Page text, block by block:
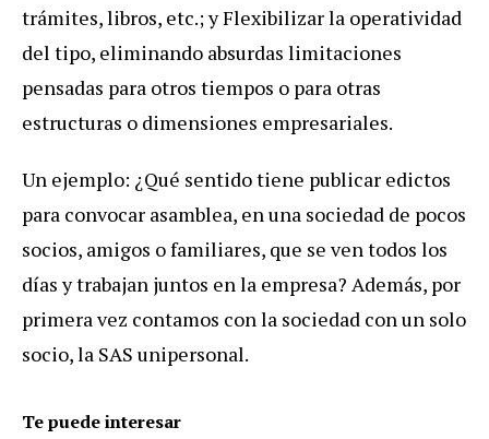
trámites, libros, etc.; y Flexibilizar la operatividad
del tipo, eliminando absurdas limitaciones
pensadas para otros tiempos o para otras
estructuras o dimensiones empresariales.
Un ejemplo: ¿Qué sentido tiene publicar edictos
para convocar asamblea, en una sociedad de pocos
socios, amigos o familiares, que se ven todos los
días y trabajan juntos en la empresa? Además, por
primera vez contamos con la sociedad con un solo
socio, la SAS unipersonal.
Te puede interesar